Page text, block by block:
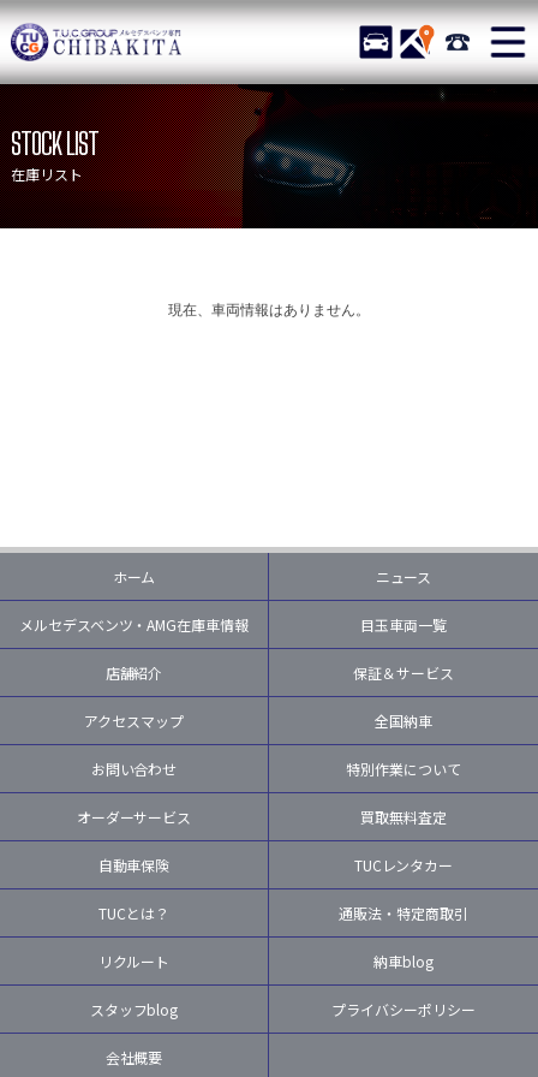
TUCグループ メルセデス
STOCK ACCESS 043-
ニュース
在庫リスト
目玉車両一覧
保証＆サービス
アクセスマップ
STOCK LIST
在庫リスト
現在、車両情報はありません。
ホーム ニュース
メルセデスベンツ・AMG在庫車情報 目玉車両一覧
店舗紹介 保証＆サービス
アクセスマップ 全国納車
お問い合わせ 特別作業について
オーダーサービス 買取無料査定
自動車保険 TUCレンタカー
TUCとは？ 通販法・特定商取引
リクルート 納車blog
スタッフblog プライバシーポリシー
会社概要